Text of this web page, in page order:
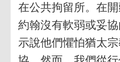
在公共拘留所。在
約翰沒有軟弱或妥
示說他們懼怕猶太